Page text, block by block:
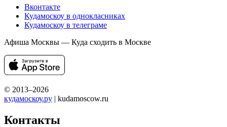
Вконтакте
Кудамоскоу в однокласниках
Кудамоскоу в телеграме
Афиша Москвы — Куда сходить в Москве
© 2013–2026
кудамоскоу.ру | kudamoscow.ru
Контакты